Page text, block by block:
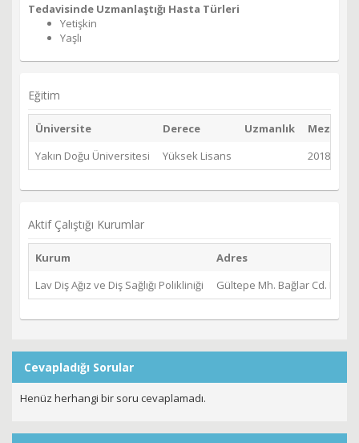
Tedavisinde Uzmanlaştığı Hasta Türleri
Yetişkin
Yaşlı
Eğitim
Üniversite Derece Uzmanlık
Yakın Doğu Üniversitesi
Yüksek Lisans 2018
Aktif Çalıştığı Kurumlar
Kurum
Adres
Lav Diş Ağız ve Diş Sağlığı Polikliniği
Gültepe Mh. Bağlar Cd. No:
Cevapladığı Sorular
Henüz herhangi bir soru cevaplamadı.